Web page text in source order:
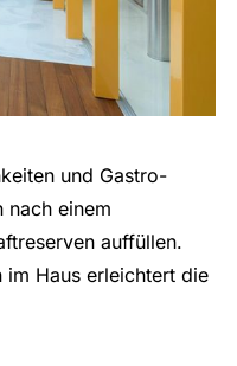
und Gastro-
nach einem
auffüllen.
Haus erleichtert die